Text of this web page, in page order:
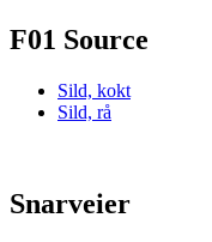
F01 Source
Sild, kokt
Sild, rå
Snarveier